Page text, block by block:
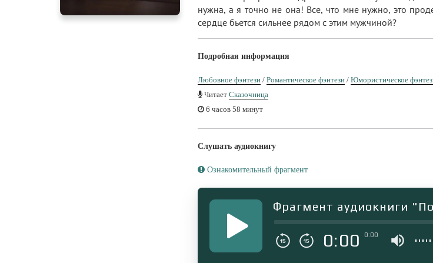
нужна, а я точно не она! Все, что мне нужно, это
сердце бьется сильнее рядом с этим мужчиной?
Подробная информация
Любовное фэнтези / Романтическое фэнтези / Юмористическое
Читает Сказочница
6 часов 58 минут
Слушать аудиокнигу
Ознакомительный фрагмент
Фрагмент аудиокниги
0:00 0:00